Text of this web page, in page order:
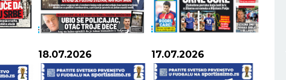
18.07.2026 17.07.2026
Ubrzan tempo i
atmosferu
i nervoze među
Važne odluke
POSAO:Dobićete odličnu
nemojte brzati u donošenju
odluke. Finansijski stabilan
period.